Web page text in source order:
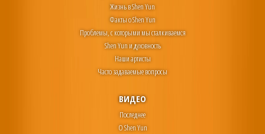
Жизнь в Shen Yun
Факты о Shen Yun
Проблемы, с которыми мы сталкиваемся
Shen Yun и духовность
Наши артисты
Часто задаваемые вопросы
ВИДЕО
Последнее
О Shen Yun